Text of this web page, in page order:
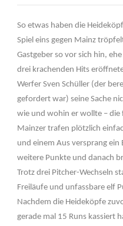
So etwas haben die
Spiel eins gegen Mainz
Gastgeber so vor sich hin,
drei krachenden Hits
Werfer Sven Schüller (der
gefordert war) seine Sache
wie und wohin er wollte –
Mainzer trafen plötzlich
und einem Aus versprang ein
weitere Punkte und danach
Trotz drei Pitcher-Wechseln
Freiläufe und unfassbare elf
Nachdem die Heideköpfe
gerade mal 15 Runs kassiert